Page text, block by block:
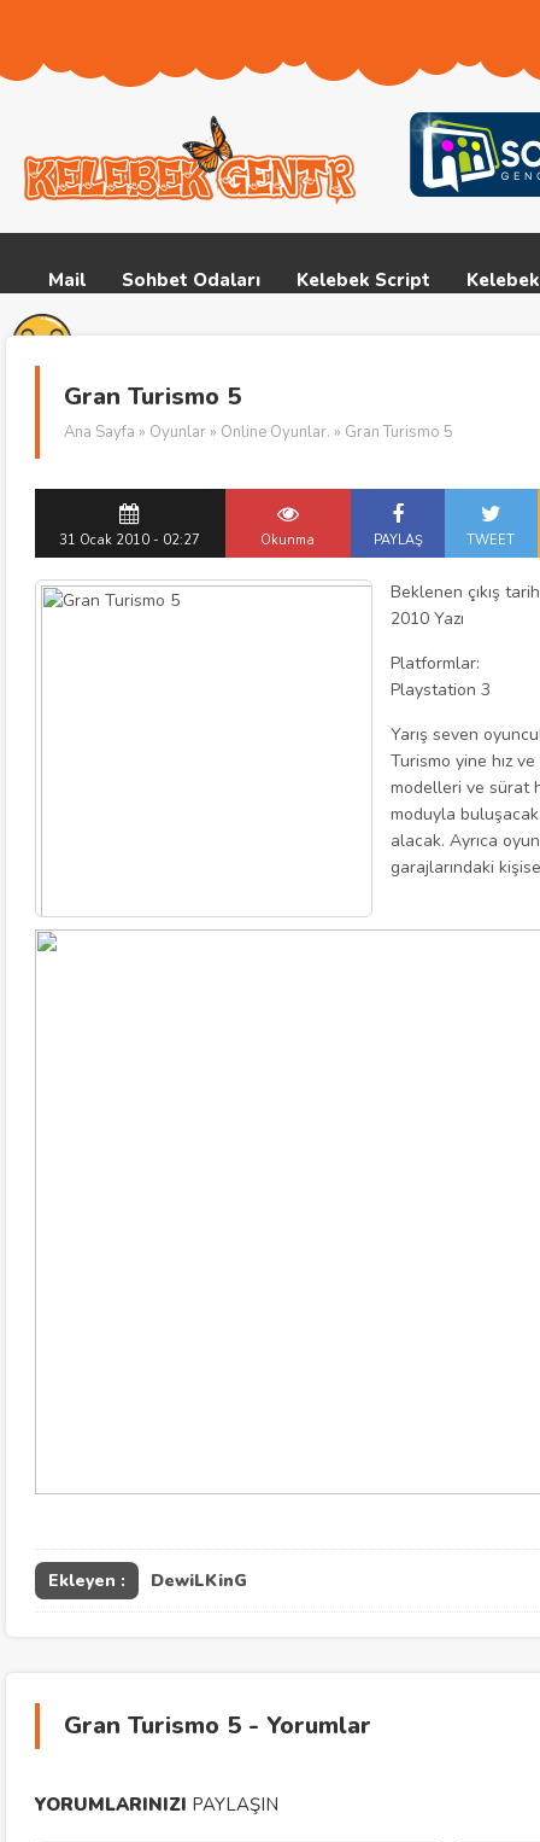
Mail Sohbet Odaları Kelebek Script
Gran Turismo 5
Ana Sayfa » Oyunlar » Online Oyunlar. » Gran Turismo 5
31 Ocak 2010 - 02:27 Okunma PAYLAŞ TWEET
Beklenen çıkış
2010 Yazı
Platformlar:
Playstation 3
Yarış seven
Turismo yine hız
modelleri ve sürat
moduyla
alacak. Ayrıca
garajlarındaki
Ekleyen : DewiLKinG
Gran Turismo 5 - Yorumlar
YORUMLARINIZI PAYLAŞIN